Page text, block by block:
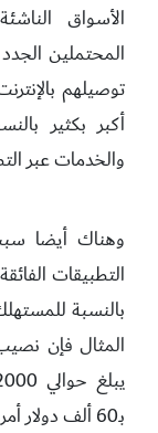
الأسواق
المحتملين
توصيلهم
أكبر بكثير
والخدمات عبر
وهناك أيضا
التطبيقات
بالنسبة
المثال فإن
بـ60 ألف دولار أمريكي للفرد في الولايات المتحدة الأمريكية.